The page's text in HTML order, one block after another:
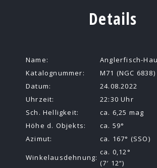
Details
Name:
Anglerfisch-
Katalognummer:
M71 (NGC 6838)
Datum:
24.08.2022
Uhrzeit:
22:30 Uhr
Sch. Helligkeit:
ca. 6,25 mag
Höhe d. Objekts:
ca. 59°
Azimut:
ca. 167° (SSO)
Winkelausdehnung:
ca. 0,12°
(7′ 12“)